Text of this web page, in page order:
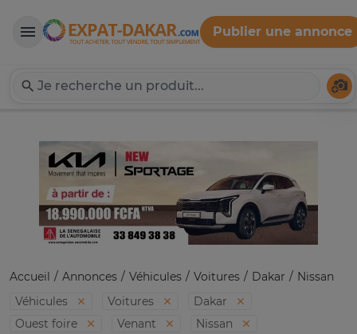
Expat-Dakar
Publier une annonce
Accueil Annonces Véhicules Voitures Dakar
Nissan
Véhicules
Voitures
Dakar
Ouest foire
Venant Nissan